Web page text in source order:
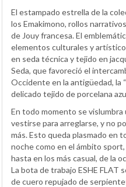
El estampado estrella de la
los Emakimono, rollos
de Jouy francesa. El
elementos culturales y
en seda técnica y tejido en
Seda, que favoreció el
Occidente en la antigüedad, la
delicado tejido de porcelana
En todo momento se
vestirse para arreglarse, y no
más. Esto queda plasmado en
noche como en el ámbito
hasta en los más casual, de la
La bota de trabajo ESHE FLAT
de cuero repujado de